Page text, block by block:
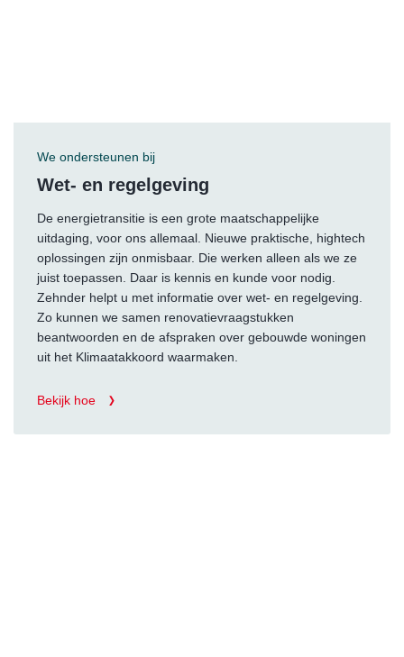
We ondersteunen bij
Wet- en regelgeving
De energietransitie is een grote maatschappelijke
uitdaging, voor ons allemaal. Nieuwe praktische, hightech
oplossingen zijn onmisbaar. Die werken alleen als we ze
juist toepassen. Daar is kennis en kunde voor nodig.
Zehnder helpt u met informatie over wet- en regelgeving.
Zo kunnen we samen renovatievraagstukken
beantwoorden en de afspraken over gebouwde woningen
uit het Klimaatakkoord waarmaken.
Bekijk hoe